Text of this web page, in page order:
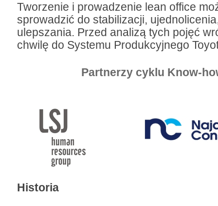
Tworzenie i prowadzenie lean office
sprowadzić do stabilizacji,
ulepszania. Przed analizą tych pojęć
chwilę do Systemu Produkcyjnego
Partnerzy cyklu Know-
Historia